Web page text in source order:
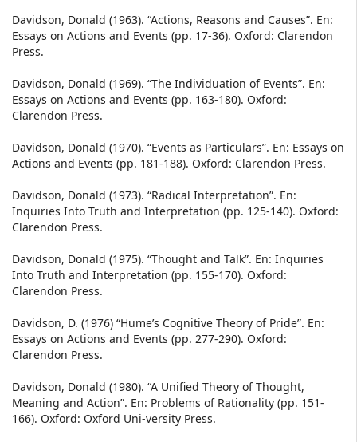
Davidson, Donald (1963). “Actions, Reasons and Causes”. En:
Essays on Actions and Events (pp. 17-36). Oxford: Clarendon
Press.
Davidson, Donald (1969). “The Individuation of Events”. En:
Essays on Actions and Events (pp. 163-180). Oxford:
Clarendon Press.
Davidson, Donald (1970). “Events as Particulars”. En: Essays on
Actions and Events (pp. 181-188). Oxford: Clarendon Press.
Davidson, Donald (1973). “Radical Interpretation”. En:
Inquiries Into Truth and Interpretation (pp. 125-140). Oxford:
Clarendon Press.
Davidson, Donald (1975). “Thought and Talk”. En: Inquiries
Into Truth and Interpretation (pp. 155-170). Oxford:
Clarendon Press.
Davidson, D. (1976) “Hume’s Cognitive Theory of Pride”. En:
Essays on Actions and Events (pp. 277-290). Oxford:
Clarendon Press.
Davidson, Donald (1980). “A Unified Theory of Thought,
Meaning and Action”. En: Problems of Rationality (pp. 151-
166). Oxford: Oxford Uni-versity Press.